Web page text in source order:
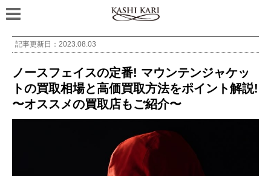
記事更新日： 2023.08.03
ノースフェイスの定番! マウンテンジャケッ
トの買取相場と高価買取方法をポイント解説!
〜オススメの買取店もご紹介〜